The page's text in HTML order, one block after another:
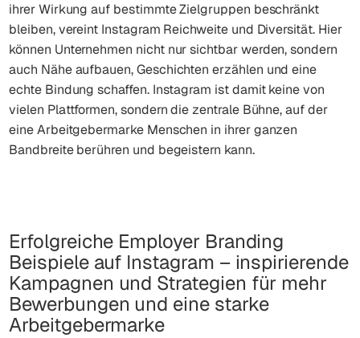
ihrer Wirkung auf bestimmte Zielgruppen beschränkt
bleiben, vereint Instagram Reichweite und Diversität. Hier
können Unternehmen nicht nur sichtbar werden, sondern
auch Nähe aufbauen, Geschichten erzählen und eine
echte Bindung schaffen. Instagram ist damit keine von
vielen Plattformen, sondern die zentrale Bühne, auf der
eine Arbeitgebermarke Menschen in ihrer ganzen
Bandbreite berühren und begeistern kann.
Erfolgreiche Employer Branding
Beispiele auf Instagram – inspirierende
Kampagnen und Strategien für mehr
Bewerbungen und eine starke
Arbeitgebermarke